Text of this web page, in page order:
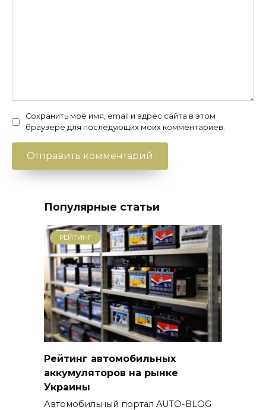
Сохранить моё имя, email и адрес сайта в этом
браузере для последующих моих комментариев.
Популярные статьи
РЕЙТИНГ
Рейтинг автомобильных
аккумуляторов на рынке
Украины
Автомобильный портал AUTO-BLOG